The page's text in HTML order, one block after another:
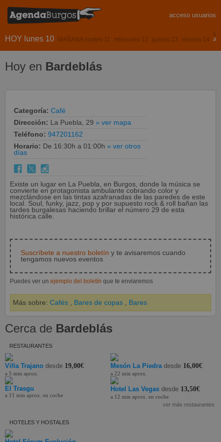
acceso usuarios
HOY lunes 10 MAÑANA martes 11 miércoles 12 jueves 13 viernes 14
Hoy en Bardeblás
Categoría: Café
Dirección:
La Puebla, 29 » ver mapa
Teléfono: 947201162
Horario: De 16:30h a 01:00h » ver otros
días
Existe un lugar en La Puebla, en Burgos, donde la música se
convierte en protagonista ambulante cobrando color y
mezclándose en las tintas azafranadas de las paredes de este
local. Soul, funky, jazz, pop y por supuesto rock & roll bañan las
tardes burgalesas haciendo brillar el número 29 de esta
histórica calle.
Suscríbete a nuestro boletín y te avisaremos cuando
tengamos nuevos eventos
Puedes ver un ejemplo del boletín que te enviaremos
Más sobre: Cafés Bares de copas Bares
Cerca de Bardeblás
RESTAURANTES
Villa Trajano desde 19,00€
a 5 min aprox.
Mesón La Piedradesde 16,00€
a 22 min aprox.
El Trasgu
a 11 min aprox. en coche
Hotel Las Vegasdesde 13,50€
a 12 min aprox. en coche
ver más restaurantes
HOTELES Y HOSTALES